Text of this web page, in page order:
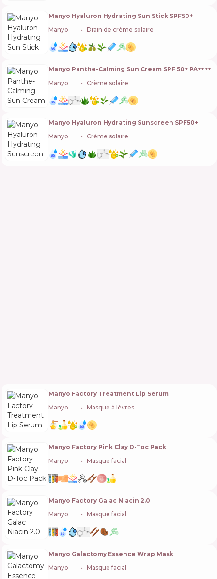
Manyo Hyaluron Hydrating Sun Stick SPF50+
Manyo
Drain de crème solaire
Manyo Panthe-Calming Sun Cream SPF 50+ PA++++
Manyo
Crème solaire
Manyo Hyaluron Hydrating Sunscreen SPF50+
Manyo
Crème solaire
Manyo Factory Treatment Lip Serum
Manyo
Masque à lèvres
Manyo Factory Pink Clay D-Toc Pack
Manyo
Masque facial
Manyo Factory Galac Niacin 2.0
Manyo
Masque facial
Manyo Galactomy Essence Wrap Mask
Manyo
Masque facial